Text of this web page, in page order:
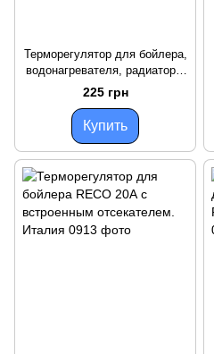
Терморегулятор для бойлера,
водонагревателя, радиатора,
батареи RTМ - 20A
225 грн
Купить